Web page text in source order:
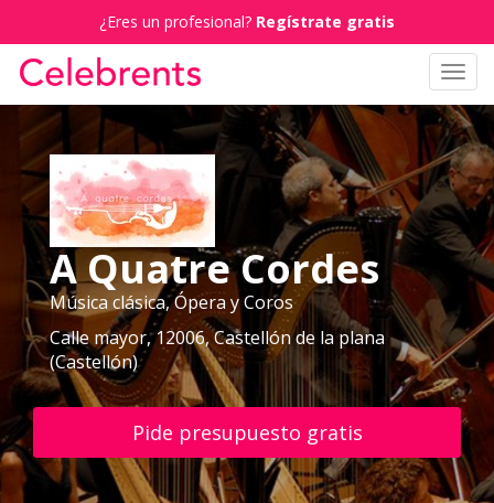
¿Eres un profesional? Regístrate gratis
A Quatre Cordes
Música clásica, Ópera y Coros
Calle mayor, 12006, Castellón de la plana
(Castellón)
Pide presupuesto gratis